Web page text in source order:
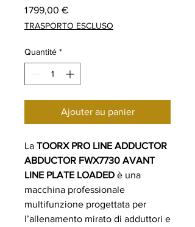
1 799,00 €Prix
TRASPORTO ESCLUSO
Quantité *
Ajouter au panier
La TOORX PRO LINE ADDUCTOR
ABDUCTOR FWX7730 AVANT
LINE PLATE LOADED è una
macchina professionale
multifunzione progettata per
l’allenamento mirato di adduttori e